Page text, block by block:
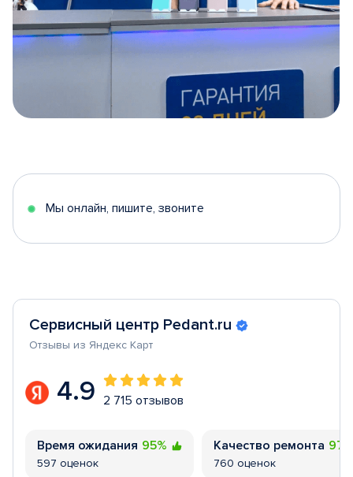
5
Мы онлайн, пишите, звоните
Сервисный центр Pedant.ru
Отзывы из Яндекс Карт
4.9 2 715 отзывов
Время ожидания 95%
597 оценок
Качество ремонта
760 оценок